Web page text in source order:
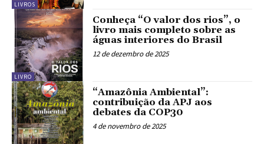
LIVROS
LIVRO
Conheça “O valor dos rios”, o
livro mais completo sobre as
águas interiores do Brasil
12 de dezembro de 2025
“Amazônia Ambiental”:
contribuição da APJ aos
debates da COP30
4 de novembro de 2025